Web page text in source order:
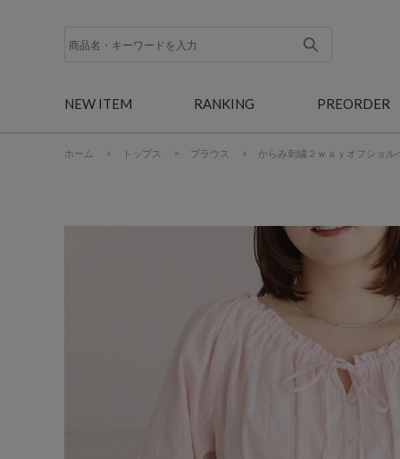
NEW ITEM RANKING PREORDER
ホーム > トップス > ブラウス > からみ刺繍２ｗａｙオフショル